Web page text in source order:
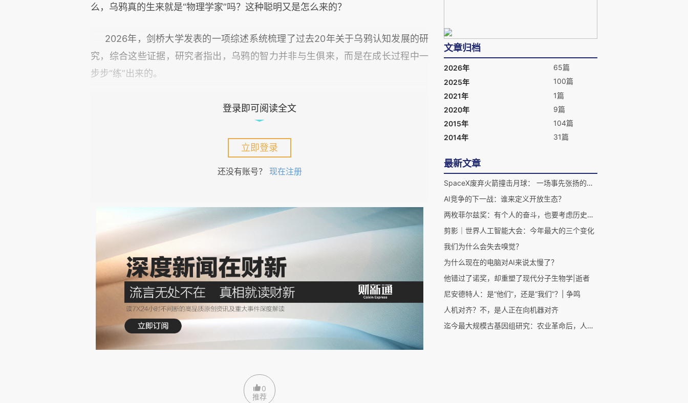
么，乌鸦真的生来就是“物理学家”吗？这种聪明又是怎么来的？
2026年，剑桥大学发表的一项综述系统梳理了过去20年关于乌鸦认知发展的研
究，综合这些证据，研究者指出，乌鸦的智力并非与生俱来，而是在成长过程中一
步步“练”出来的。
在心理学上，有一种能力叫客体永久性（Object Permanence）。简单来说，
就是理解“看不见的东西依然存在”。人要到一两岁才能真正拥有这一能力。而乌鸦
的这项能力发育极快，它们在短短几周内就能走完人类婴儿需要一两年才能走完的
科学家将这个过程分为六个阶段。乌鸦在出巢前后就能像通关一样快速度过前五
个：在第一、二阶段，它们能盯着移动的虫子看，但虫子一旦钻进土里，它们就觉
得虫子“消失”了；到了第三阶段，如果虫子只露出一半在外面，它们知道去把它拽
出来。在第四阶段，即使你当面把虫子完全用布盖住，它们也会毫不犹豫地掀开布
——这标志着它们初步理解了“看不见不代表没有”；第五阶段时，如果你当着它的
面，把食物在三个杯子之间挪来挪去，最后停在其中一个。乌鸦能精准地指出最后
那个杯子。到这一步，它们已经超过了大多数哺乳动物。
次，你当着它的面，把食物放进了右边的B盒子。尽管它亲眼看到你换了位置，但它
往往还是会先去 A 盒子找。这并不是因为它瞎，而是因为此时它大脑里的惯性思维
登录即可阅读全文
立即登录
还没有账号？ 现在注册
0
推荐
文章归档
2026年
65篇
2025年
100篇
2021年
1篇
2020年
9篇
2015年
104篇
2014年
31篇
最新文章
SpaceX废弃火箭撞击月球： 一场事先张扬的科学意外
AI竞争的下一战：谁来定义开放生态？
两枚菲尔兹奖：有个人的奋斗，也要考虑历史的行程
剪影｜世界人工智能大会：今年最大的三个变化
我们为什么会失去嗅觉？
为什么现在的电脑对AI来说太慢了？
他错过了诺奖，却重塑了现代分子生物学|逝者
尼安德特人：是“他们”，还是“我们”？| 争鸣
人机对齐？不，是人正在向机器对齐
迄今最大规模古基因组研究：农业革命后，人类进化的速度显著加快